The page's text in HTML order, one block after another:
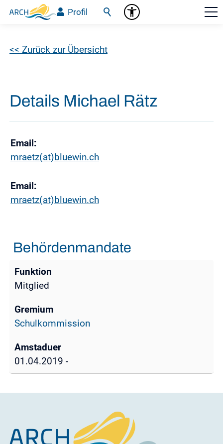
Profil
<< Zurück zur Übersicht
Details Michael Rätz
Email:
mraetz(at)bluewin.ch
Email:
mraetz(at)bluewin.ch
Behördenmandate
Mitglied
Schulkommission
01.04.2019 -